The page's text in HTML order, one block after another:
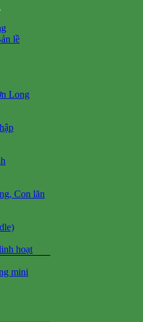
lề
Long
Con lăn
hoạt
mini